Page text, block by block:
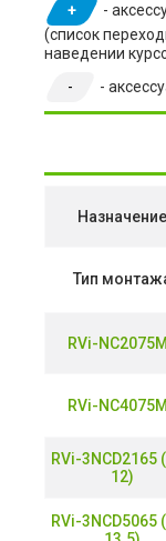
+
-
(список
наведении
-
-
Назначение
Тип
RVi-
RVi-
RVi-3NCD2165
12)
RVi-3NCD5065